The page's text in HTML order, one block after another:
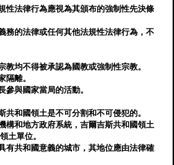
性法律行為應視為其頒布的強制性先決條
務的法律或任何其他法規性法律行為，不
教均不得被承認為國教或強制性宗教。
隔離。
參與國家當局的活動。
共和國領土是不可分割和不可侵犯的。
構和地方政府系統，吉爾吉斯共和國領土
土單位。
有共和國意義的城市，其地位應由法律確